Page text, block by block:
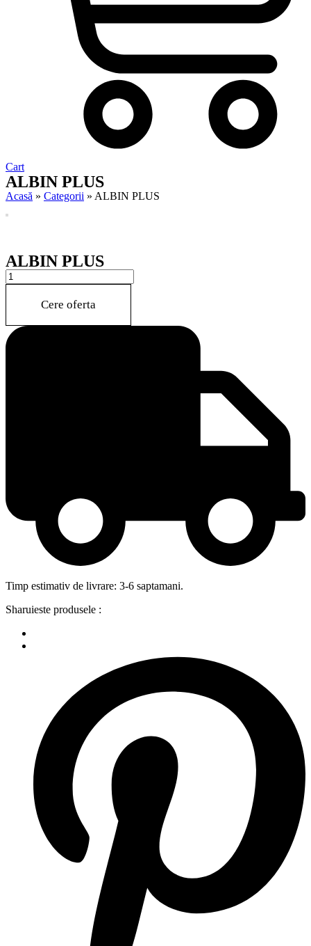
Cart
ALBIN PLUS
Acasă » Categorii » ALBIN PLUS
ALBIN PLUS
ALBIN
PLUS
Cere oferta
Timp estimativ de livrare: 3-6 saptamani.
Sharuieste produsele :